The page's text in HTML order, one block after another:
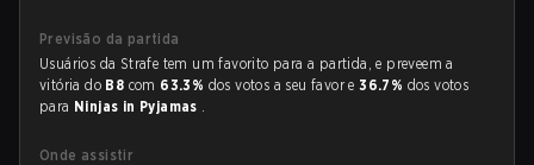
Previsão da partida
Usuários da Strafe tem um favorito para a partida, e preveem a
vitória do B8 com 63.3% dos votos a seu favor e36.7% dos votos
para Ninjas in Pyjamas .
Onde assistir